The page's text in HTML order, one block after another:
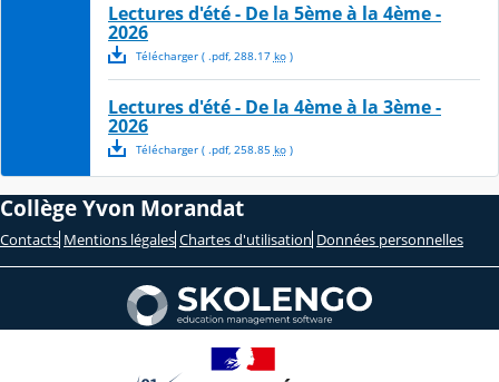
Lectures d'été - De la 5ème à la 4ème -
2026
Télécharger( .pdf, 288.17 ko)
Lectures d'été - De la 4ème à la 3ème -
2026
Télécharger( .pdf, 258.85 ko)
Collège Yvon Morandat
Contacts Mentions légales Chartes d'utilisation Données personnelles